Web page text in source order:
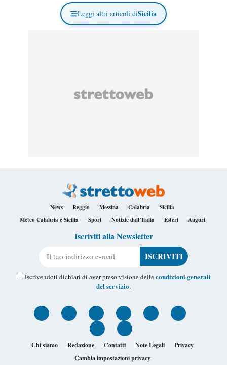
Leggi altri articoli diSicilia
News Reggio Messina Calabria
Sicilia
Meteo Calabria e Sicilia
Sport Notizie dall’Italia Esteri Auguri
Iscriviti alla Newsletter
Iscrivendoti dichiari di aver preso visione dellecondizioni generali
del servizio.
Chi siamo Redazione Contatti Note Legali
Privacy
Cambia impostazioni privacy